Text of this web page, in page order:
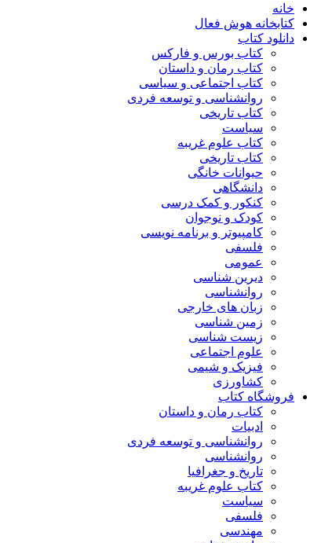
خانه
کتابخانه هوش فعال
دانلود کتاب
کتاب بورس و فارکس
کتاب رمان و داستان
کتاب اجتماعی و سیاسی
روانشناسی و توسعه فردی
کتاب تاریخی
سیاست
کتاب علوم غریبه
کتاب تاریخی
حیوانات خانگی
دانشگاهی
کنکور و کمک‌ درسی
کودک و نوجوان
کامپیوتر و برنامه نویسی
فلسفی
عمومی
دیرین شناسی
روانشناسی
زبان های خارجی
زمین شناسی
زیست شناسی
علوم اجتماعی
فیزیک و شیمی
کشاورزی
فروشگاه کتاب
کتاب رمان و داستان
ادبیات
روانشناسی و توسعه فردی
روانشناسی
تاریخ و جغرافیا
کتاب علوم غریبه
سیاست
فلسفی
مهندسی